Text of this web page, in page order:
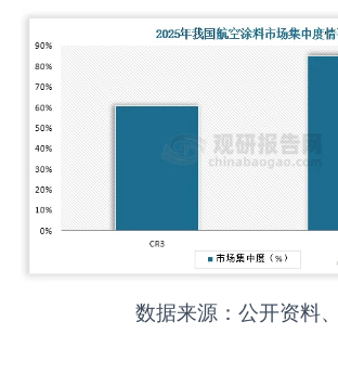
数据来源：公开资料